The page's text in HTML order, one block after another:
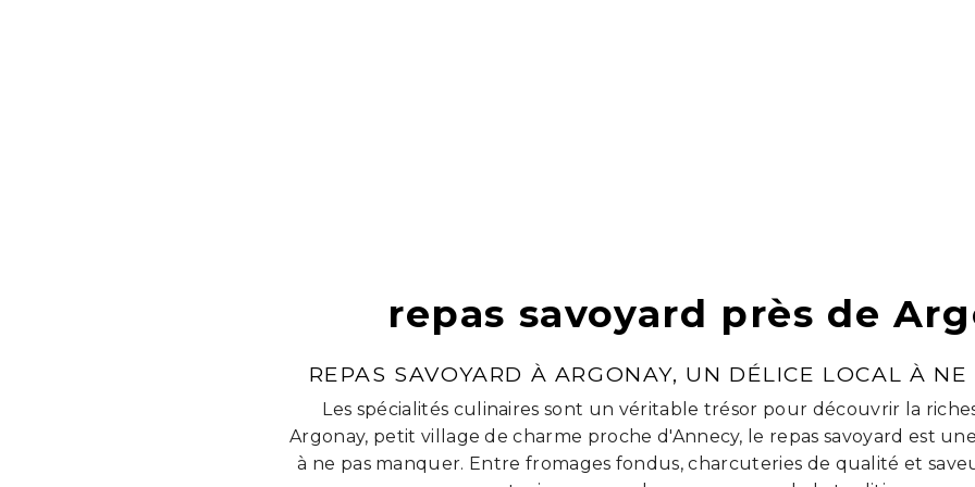
repas savoyard près de
REPAS SAVOYARD À ARGONAY, UN DÉLICE LOCAL À
Les spécialités culinaires sont un véritable trésor pour découvrir la
Argonay, petit village de charme proche d'Annecy, le repas savoyard est
à ne pas manquer. Entre fromages fondus, charcuteries de qualité et